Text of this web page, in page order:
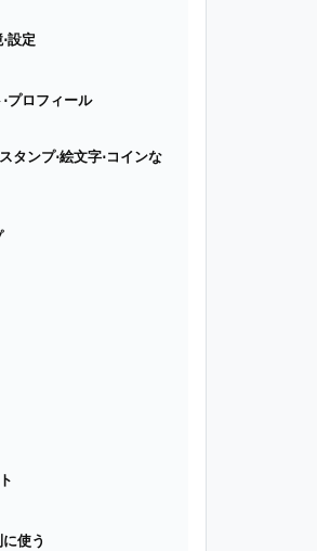
設定
プロフィール
タンプ⋅絵文字⋅コインな
使う